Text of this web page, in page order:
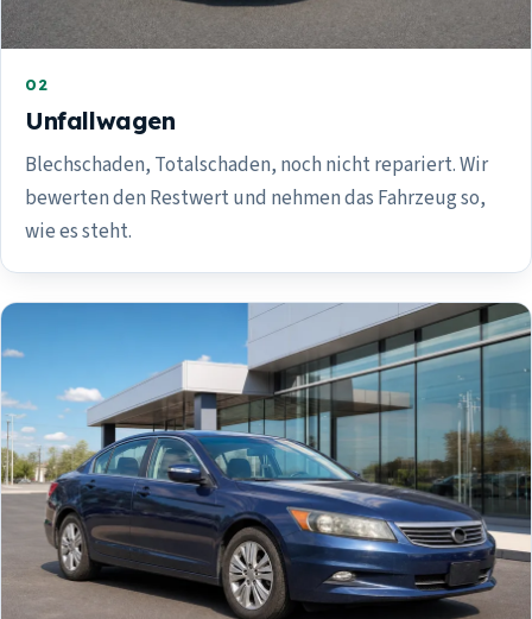
02
Unfallwagen
Blechschaden, Totalschaden, noch nicht repariert. Wir
bewerten den Restwert und nehmen das Fahrzeug so,
wie es steht.